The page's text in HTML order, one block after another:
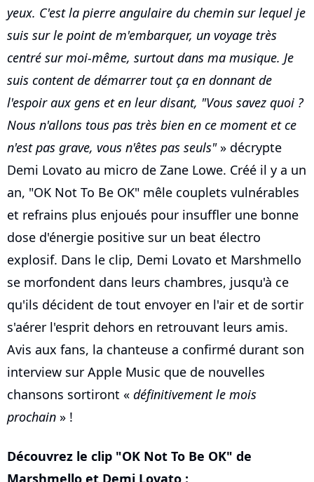
yeux. C'est la pierre angulaire du chemin sur lequel je
suis sur le point de m'embarquer, un voyage très
centré sur moi-même, surtout dans ma musique. Je
suis content de démarrer tout ça en donnant de
l'espoir aux gens et en leur disant, "Vous savez quoi ?
Nous n'allons tous pas très bien en ce moment et ce
n'est pas grave, vous n'êtes pas seuls"» décrypte
Demi Lovato au micro de Zane Lowe. Créé il y a un
an, "OK Not To Be OK" mêle couplets vulnérables
et refrains plus enjoués pour insuffler une bonne
dose d'énergie positive sur un beat électro
explosif. Dans le clip, Demi Lovato et Marshmello
se morfondent dans leurs chambres, jusqu'à ce
qu'ils décident de tout envoyer en l'air et de sortir
s'aérer l'esprit dehors en retrouvant leurs amis.
Avis aux fans, la chanteuse a confirmé durant son
interview sur Apple Music que de nouvelles
chansons sortiront « définitivement le mois
prochain » !
Découvrez le clip "OK Not To Be OK" de
Marshmello et Demi Lovato :